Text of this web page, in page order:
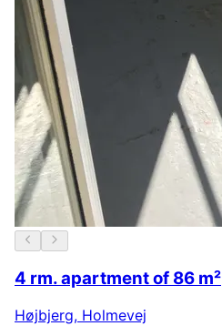
4 rm. apartment of 86 m²
Højbjerg, Holmevej